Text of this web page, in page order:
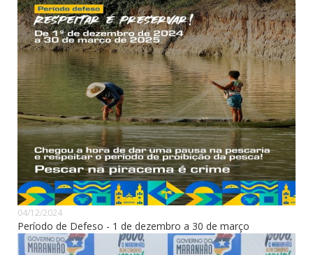
04/12/2024
Período de Defeso - 1 de dezembro a 30 de março